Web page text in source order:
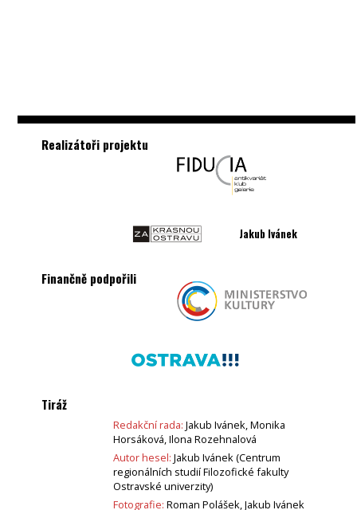
Realizátoři projektu
Jakub Ivánek
Finančně podpořili
Tiráž
Redakční rada: Jakub Ivánek, Monika
Horsáková, Ilona Rozehnalová
Autor hesel: Jakub Ivánek (Centrum
regionálních studií Filozofické fakulty
Ostravské univerzity)
Fotografie: Roman Polášek, Jakub Ivánek